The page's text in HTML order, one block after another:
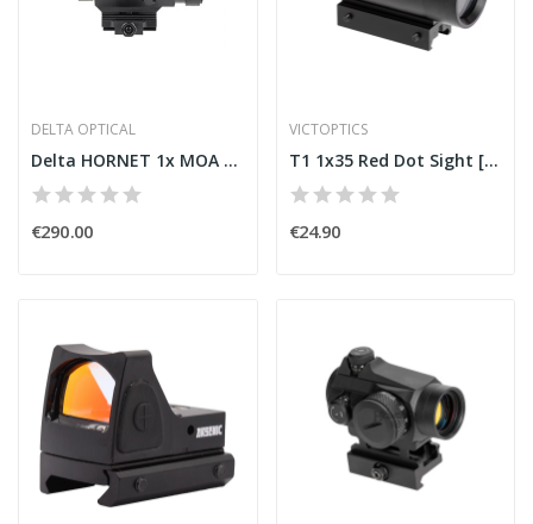
DELTA OPTICAL
Delta HORNET 1x MOA Ultra-Compact Prism
€290.00
VICTOPTICS
T1 1x35 Red Dot Sight [VictOptics]
€24.90